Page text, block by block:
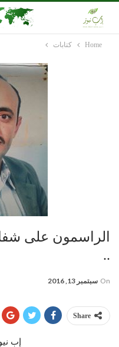
Home كتابات
الراسمون على
..
On سبتمبر 13, 2016
Share
إب نيوز 13